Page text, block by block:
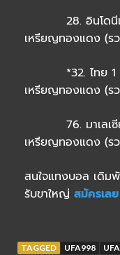
28. อินโดนีเซี
เหรียญทองแดง (ร
*32. ไทย 1 เ
เหรียญทองแดง (ร
76. มาเลเซีย
เหรียญทองแดง (ร
สนใจแทงบอล เดิม
รับขาใหญ่ สมัครเลย
TAGGED UFA998